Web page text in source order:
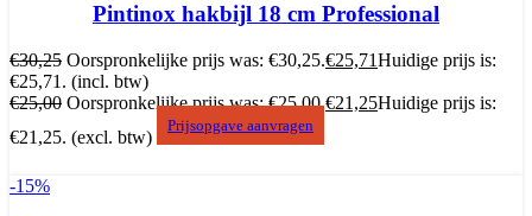
Pintinox hakbijl 18 cm Professional
€30,25 Oorspronkelijke prijs was: €30,25.€25,71Huidige prijs is:
€25,71. (incl. btw)
€25,00 Oorspronkelijke prijs was: €25,00.€21,25Huidige prijs is:
€21,25. (excl. btw)
Prijsopgave aanvragen
-15%